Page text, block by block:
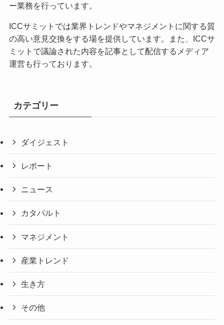
ー業務を行っています。
ICCサミットでは業界トレンドやマネジメントに関する質
の高い意見交換をする場を提供しています。また、ICCサ
ミットで議論された内容を記事として配信するメディア
運営も行っております。
カテゴリー
ダイジェスト
レポート
ニュース
カタパルト
マネジメント
産業トレンド
生き方
その他